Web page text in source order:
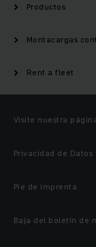
Productos
Montacargas
Rent a fleet
Visite nuestra
Privacidad de Datos
Pie de imprenta
Baja del boletín de